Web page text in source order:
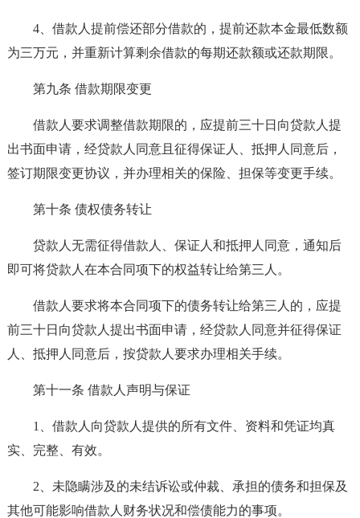
4、借款人提前偿还部分借款的，提前还款本金最低数额
为三万元，并重新计算剩余借款的每期还款额或还款期限。
第九条 借款期限变更
借款人要求调整借款期限的，应提前三十日向贷款人提
出书面申请，经贷款人同意且征得保证人、抵押人同意后，
签订期限变更协议，并办理相关的保险、担保等变更手续。
第十条 债权债务转让
贷款人无需征得借款人、保证人和抵押人同意，通知后
即可将贷款人在本合同项下的权益转让给第三人。
借款人要求将本合同项下的债务转让给第三人的，应提
前三十日向贷款人提出书面申请，经贷款人同意并征得保证
人、抵押人同意后，按贷款人要求办理相关手续。
第十一条 借款人声明与保证
1、借款人向贷款人提供的所有文件、资料和凭证均真
实、完整、有效。
2、未隐瞒涉及的未结诉讼或仲裁、承担的债务和担保及
其他可能影响借款人财务状况和偿债能力的事项。